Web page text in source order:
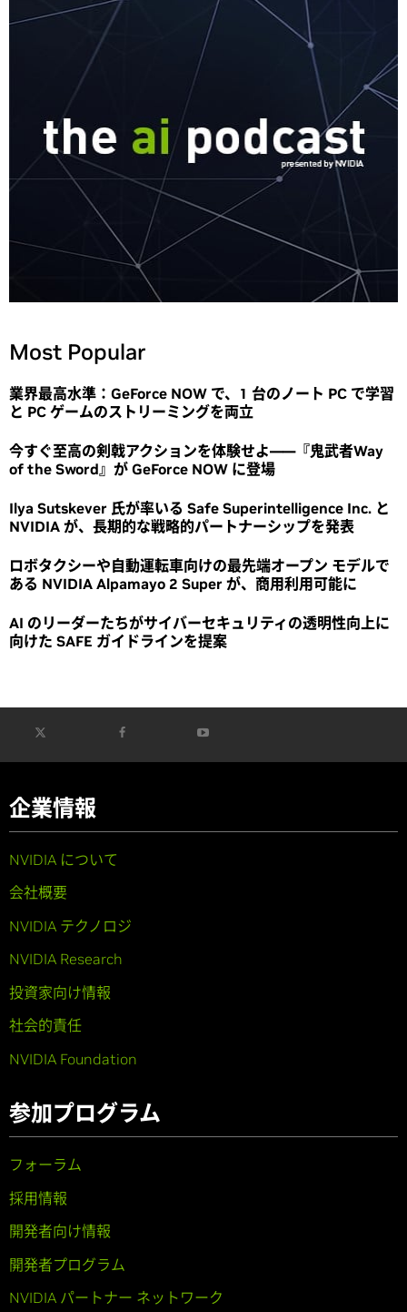
Most Popular
業界最高水準：GeForce NOW で、1 台のノート PC で学習
と PC ゲームのストリーミングを両立
今すぐ至高の剣戟アクションを体験せよ――『鬼武者Way
of the Sword』が GeForce NOW に登場
Ilya Sutskever 氏が率いる Safe Superintelligence Inc. と
NVIDIA が、長期的な戦略的パートナーシップを発表
ロボタクシーや自動運転車向けの最先端オープン モデルで
ある NVIDIA Alpamayo 2 Super が、商用利用可能に
AI のリーダーたちがサイバーセキュリティの透明性向上に
向けた SAFE ガイドラインを提案
企業情報
NVIDIA について
会社概要
NVIDIA テクノロジ
NVIDIA Research
投資家向け情報
社会的責任
NVIDIA Foundation
参加プログラム
フォーラム
採用情報
開発者向け情報
開発者プログラム
NVIDIA パートナー ネットワーク